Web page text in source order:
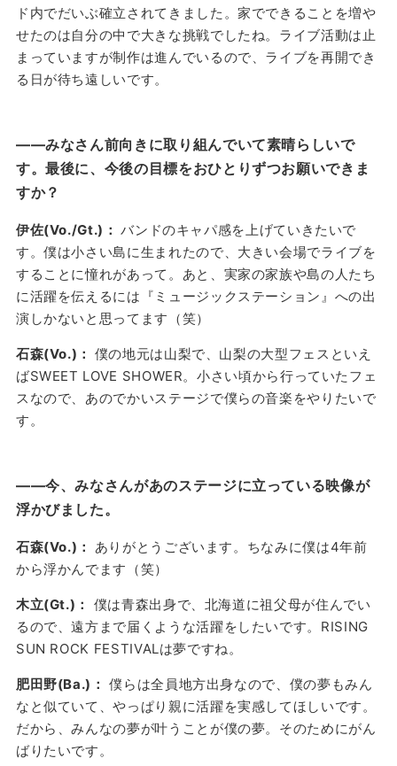
ド内でだいぶ確立されてきました。家でできることを増や
せたのは自分の中で大きな挑戦でしたね。ライブ活動は止
まっていますが制作は進んでいるので、ライブを再開でき
る日が待ち遠しいです。
——みなさん前向きに取り組んでいて素晴らしいで
す。最後に、今後の目標をおひとりずつお願いできま
すか？
伊佐(Vo./Gt.)：バンドのキャパ感を上げていきたいで
す。僕は小さい島に生まれたので、大きい会場でライブを
することに憧れがあって。あと、実家の家族や島の人たち
に活躍を伝えるには『ミュージックステーション』への出
演しかないと思ってます（笑）
石森(Vo.)： 僕の地元は山梨で、山梨の大型フェスといえ
ばSWEET LOVE SHOWER。小さい頃から行っていたフェ
スなので、あのでかいステージで僕らの音楽をやりたいで
す。
——今、みなさんがあのステージに立っている映像が
浮かびました。
石森(Vo.)： ありがとうございます。ちなみに僕は4年前
から浮かんでます（笑）
木立(Gt.)：
僕は青森出身で、北海道に祖父母が住んでい
るので、遠方まで届くような活躍をしたいです。RISING
SUN ROCK FESTIVALは夢ですね。
肥田野(Ba.)： 僕らは全員地方出身なので、僕の夢もみん
なと似ていて、やっぱり親に活躍を実感してほしいです。
だから、みんなの夢が叶うことが僕の夢。そのためにがん
ばりたいです。